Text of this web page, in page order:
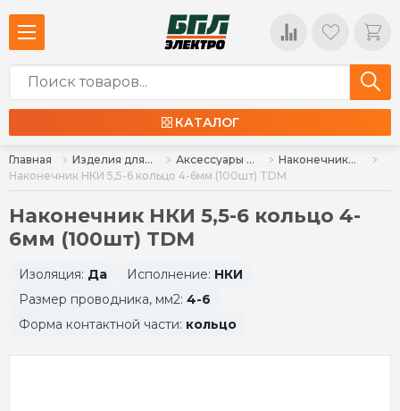
КАТАЛОГ
Главная Изделия для монтажа Аксессуары для монтажа
Наконечники (НКИ, НВИ), разъемы, наконечники-гильзы (Е, НШвН, НШвИ)
Наконечник НКИ 5,5-6 кольцо 4-6мм (100шт) TDM
Наконечник НКИ 5,5-6 кольцо 4-
6мм (100шт) TDM
Изоляция: Да Исполнение: НКИ
Размер проводника, мм2: 4-6
Форма контактной части: кольцо